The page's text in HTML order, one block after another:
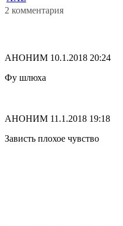
2 комментария
АНОНИМ 10.1.2018 20:24
Фу шлюха
АНОНИМ 11.1.2018 19:18
Зависть плохое чувство